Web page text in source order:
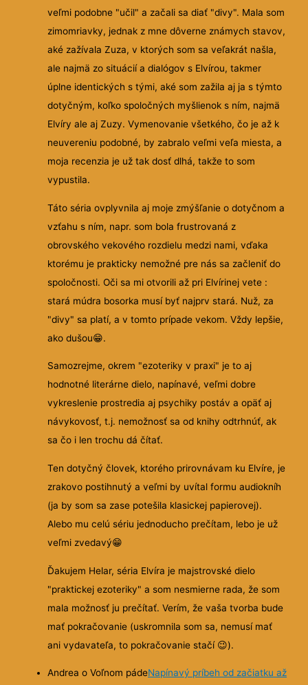
veľmi podobne "učil" a začali sa diať "divy". Mala som
zimomriavky, jednak z mne dôverne známych stavov,
aké zažívala Zuza, v ktorých som sa veľakrát našla,
ale najmä zo situácií a dialógov s Elvírou, takmer
úplne identických s tými, aké som zažila aj ja s týmto
dotyčným, koľko spoločných myšlienok s ním, najmä
Elvíry ale aj Zuzy. Vymenovanie všetkého, čo je až k
neuvereniu podobné, by zabralo veľmi veľa miesta, a
moja recenzia je už tak dosť dlhá, takže to som
vypustila.
Táto séria ovplyvnila aj moje zmýšľanie o dotyčnom a
vzťahu s ním, napr. som bola frustrovaná z
obrovského vekového rozdielu medzi nami, vďaka
ktorému je prakticky nemožné pre nás sa začleniť do
spoločnosti. Oči sa mi otvorili až pri Elvírinej vete :
stará múdra bosorka musí byť najprv stará. Nuž, za
"divy" sa platí, a v tomto prípade vekom. Vždy lepšie,
ako dušou😁.
Samozrejme, okrem "ezoteriky v praxi" je to aj
hodnotné literárne dielo, napínavé, veľmi dobre
vykreslenie prostredia aj psychiky postáv a opäť aj
návykovosť, t.j. nemožnosť sa od knihy odtrhnúť, ak
sa čo i len trochu dá čítať.
Ten dotyčný človek, ktorého prirovnávam ku Elvíre, je
zrakovo postihnutý a veľmi by uvítal formu audiokníh
(ja by som sa zase potešila klasickej papierovej).
Alebo mu celú sériu jednoducho prečítam, lebo je už
veľmi zvedavý😁
Ďakujem Helar, séria Elvíra je majstrovské dielo
"praktickej ezoteriky" a som nesmierne rada, že som
mala možnosť ju prečítať. Verím, že vaša tvorba bude
mať pokračovanie (uskromnila som sa, nemusí mať
ani vydavateľa, to pokračovanie stačí 😉).
Andrea o Voľnom pádeNapínavý príbeh od začiatku až